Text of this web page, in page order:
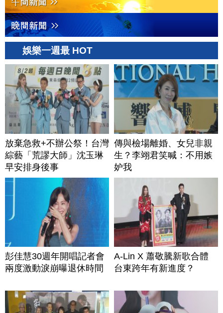
娛樂一週最 HOT
放棄急救+不辦公祭！台灣
綜藝「荒謬大師」沈玉琳
早安排身後事
傳與檢場離婚、女兒非親
生？李翊君笑喊：不用嫉
妒我
彭佳慧30週年開唱記者會
兩度激動淚崩曝退休時間
A-Lin X 蕭敬騰新歌合體
台東跨年有新進度？